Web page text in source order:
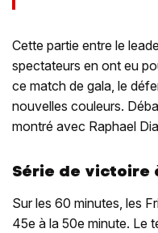
Cette partie entre le
spectateurs en ont eu
ce match de gala, le
nouvelles couleurs.
montré avec Raphael
Série de victoire
Sur les 60 minutes, les
45e à la 50e minute. Le